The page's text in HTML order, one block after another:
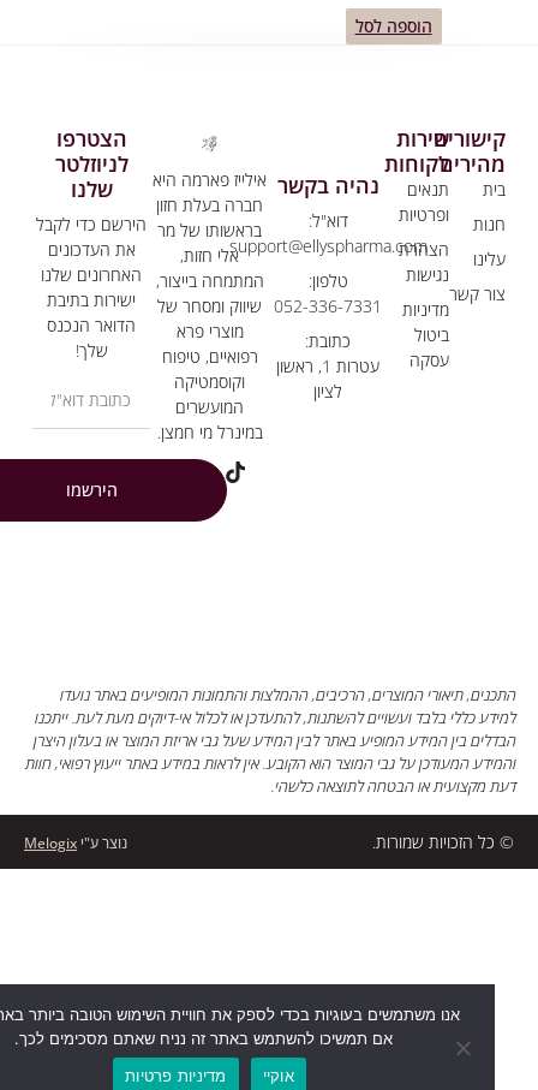
הוספה לסל
אילייז פארמה היא
חברה בעלת חזון
בראשותו של מר
אלי חזות,
המתמחה בייצור,
שיווק ומסחר של
מוצרי פרא
רפואיים, טיפוח
וקוסמטיקה
המועשרים
במינרל מי חמצן.
שירות
לקוחות
תנאים
ופרטיות
הצהרת
מדיניות
קשר
נהיה בקשר
support@ellyspharma.com
052-336-7331
כתובת:
עטרות 1, ראשון
הצטרפו
לניוזלטר
שלנו
הירשם כדי לקבל
את העדכונים
האחרונים שלנו
ישירות בתיבת
הדואר הנכנס
הירשמו
תיאורי המוצרים, הרכיבים, ההמלצות והתמונות המופיעים באתר נועדו
כללי בלבד ועשויים להשתנות, להתעדכן או לכלול אי-דיוקים מעת לעת. ייתכנו
בין המידע המופיע באתר לבין המידע שעל גבי אריזת המוצר או בעלון היצרן
המעודכן על גבי המוצר הוא הקובע. אין לראות במידע באתר ייעוץ רפואי, חוות
מקצועית או הבטחה לתוצאה כלשהי.
הזכויות שמורות. נוצר ע"יMelogix
אנו משתמשים בעוגיות בכדי לספק את חוויית השימוש הטובה ביותר באתר
אם תמשיכו להשתמש באתר זה נניח שאתם מסכימים לכך.
מדיניות פרטיות
דברו איתנו